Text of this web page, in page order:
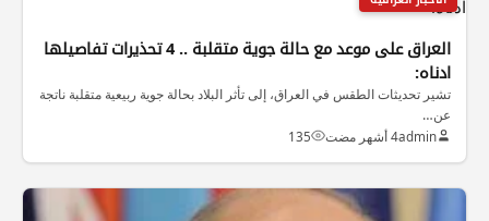
العراق على موعد مع حالة جوية متقلبة .. 4 تحذيرات تفاصيلها
ادناه:
تشير تحديثات الطقس في العراق، إلى تأثر البلاد بحالة جوية ربيعية متقلبة ناتجة
عن…
admin4 أشهر مضت 135